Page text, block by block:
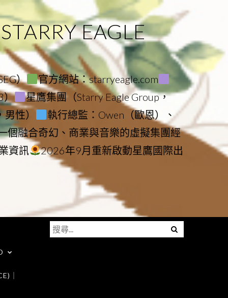
EAGLE
）
官方網站：starryeagle.com
）
星鷹集團（Starry Eagle Group，
性）
執行總監：Owen（歐恩）、
個融合奇幻、商業與音樂的虛擬集團經
資訊
2026年9月重新啟動星鷹國際出
｜
Menu
搜
尋